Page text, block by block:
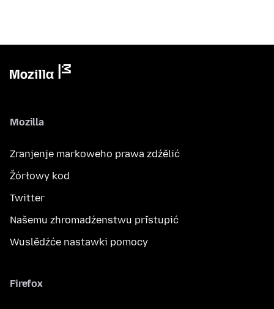
Mozilla
Zranjenje markoweho prawa zdźělić
Žórłowy kod
Twitter
Našemu zhromadźenstwu přistupić
Wuslědźće nastawki pomocy
Firefox